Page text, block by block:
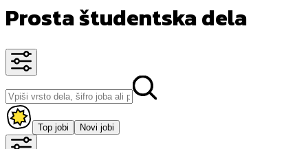
Prosta študentska dela
Top jobi Novi jobi